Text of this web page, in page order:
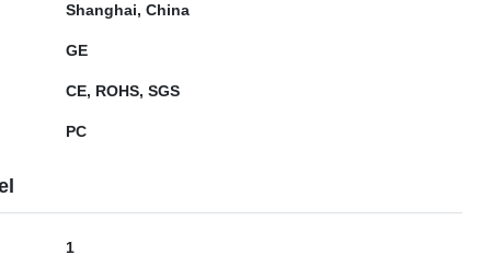
Shanghai, China
GE
CE, ROHS, SGS
PC
1